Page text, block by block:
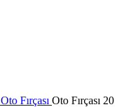
Oto Fırçası Oto Fırçası 20